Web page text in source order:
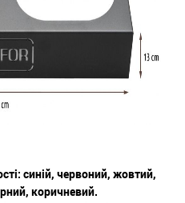
синій, червоний, жовтий,
коричневий.